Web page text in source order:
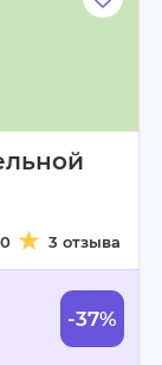
3 отзыва
-37%